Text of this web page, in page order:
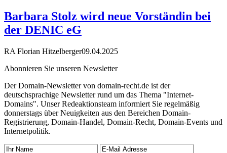
Barbara Stolz wird neue Vorständin bei
der DENIC eG
RA Florian Hitzelberger09.04.2025
Abonnieren Sie unseren Newsletter
Der Domain-Newsletter von domain-recht.de ist der
deutschsprachige Newsletter rund um das Thema "Internet-
Domains". Unser Redeaktionsteam informiert Sie regelmäßig
donnerstags über Neuigkeiten aus den Bereichen Domain-
Registrierung, Domain-Handel, Domain-Recht, Domain-Events und
Internetpolitik.